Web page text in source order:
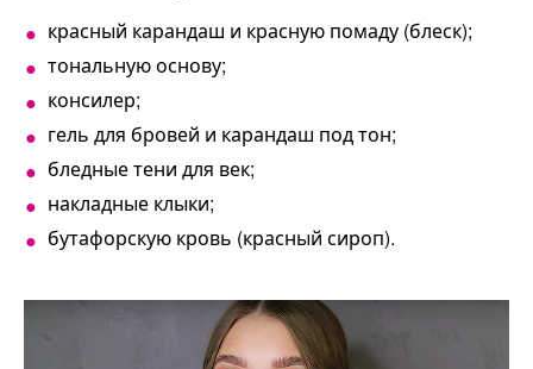
красный карандаш и красную помаду (блеск);
тональную основу;
консилер;
гель для бровей и карандаш под тон;
бледные тени для век;
накладные клыки;
бутафорскую кровь (красный сироп).